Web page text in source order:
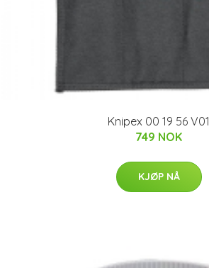
Knipex 00 19 56 V01
749 NOK
KJØP NÅ